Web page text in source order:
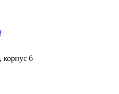
корпус 6